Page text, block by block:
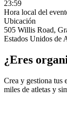
23:59
Hora local del
Ubicación
505 Willis Road,
Estados Unidos de
¿Eres
Crea y gestiona tus
miles de atletas y